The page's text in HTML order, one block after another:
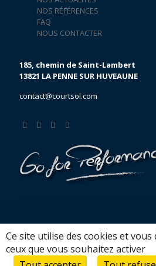
NOS RÉFÉRENCES
FAQ
NOUS CONTACTER
185, chemin de Saint-Lambert
13821 LA PENNE SUR HUVEAUNE
contact@courtsol.com
Mentions légales/ 2019 Courtsol. All
Ce site utilise des cookies et
ceux que vous souhaitez activer